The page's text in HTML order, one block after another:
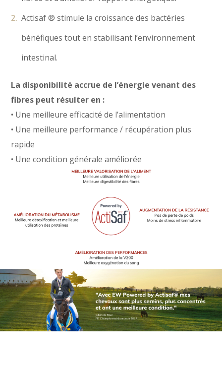
Actisaf ® stimule la croissance des bactéries
bénéfiques tout en stabilisant l’environnement
intestinal.
La disponibilité accrue de l’énergie venant des
fibres peut résulter en :
• Une meilleure efficacité de l’alimentation
• Une meilleure performance / récupération plus
rapide
• Une condition générale améliorée